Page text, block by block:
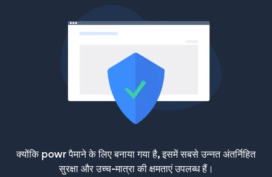
क्योंकि powr पैमाने के लिए बनाया गया है, इसमें सबसे उन्नत अंतर्निहित
सुरक्षा और उच्च-मात्रा की क्षमताएं उपलब्ध हैं।